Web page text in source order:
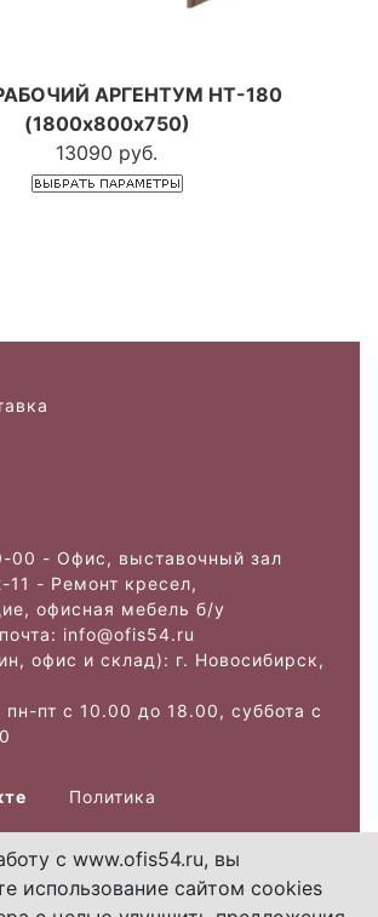
АРГЕНТУМ НТ-180
(1800х800х750)
13090 руб.
с www.ofis54.ru, вы
использование сайтом cookies
00 - Офис, выставочный зал
- Ремонт кресел,
офисная мебель б/у
info@ofis54.ru
офис и склад): г. Новосибирск,
пт с 10.00 до 18.00, суббота с
Политика
Copyright 2026.